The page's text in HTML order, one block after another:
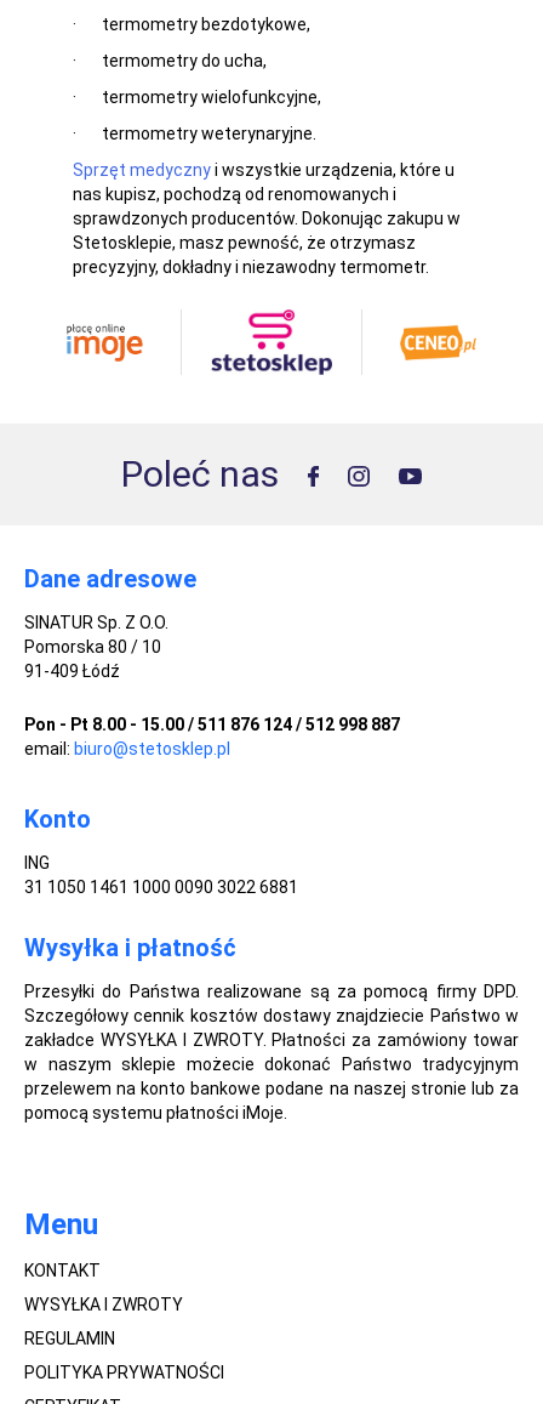
· termometry bezdotykowe,
· termometry do ucha,
· termometry wielofunkcyjne,
· termometry weterynaryjne.
Sprzęt medycznyi wszystkie urządzenia, które u
nas kupisz, pochodzą od renomowanych i
sprawdzonych producentów. Dokonując zakupu w
Stetosklepie, masz pewność, że otrzymasz
precyzyjny, dokładny i niezawodny termometr.
Poleć nas
Dane adresowe
SINATUR Sp. Z O.O.
Pomorska 80 / 10
91-409 Łódź
Pon - Pt 8.00 - 15.00 / 511 876 124 / 512 998 887
email: biuro@stetosklep.pl
Konto
ING
31 1050 1461 1000 0090 3022 6881
Wysyłka i płatność
Przesyłki do Państwa realizowane są za pomocą firmy DPD.
Szczegółowy cennik kosztów dostawy znajdziecie Państwo w
zakładce WYSYŁKA I ZWROTY. Płatności za zamówiony towar
w naszym sklepie możecie dokonać Państwo tradycyjnym
przelewem na konto bankowe podane na naszej stronie lub za
pomocą systemu płatności iMoje.
Menu
KONTAKT
WYSYŁKA I ZWROTY
REGULAMIN
POLITYKA PRYWATNOŚCI